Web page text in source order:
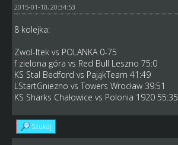
2015-01-10, 20:34:53
8 kolejka:
Zwol-Itek vs POLANKA 0-75
f zielona góra vs Red Bull Leszno 75:0
KS Stal Bedford vs PająkTeam 41:49
LStartGniezno vs Towers Wrocław 39:51
KS Sharks Chałowice vs Polonia 1920 55:35
Szukaj